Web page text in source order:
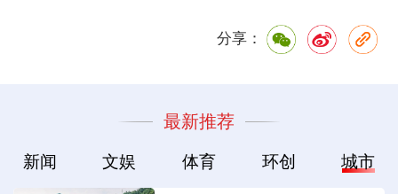
分享：
最新推荐
新闻 文娱 体育 环创 城市